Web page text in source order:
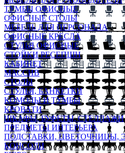
ТУМБЫ ОФИСНЫЕ
ОФИСНЫЕ СТОЛЫ
МЕБЕЛЬ ДЛЯ ПЕРСОНАЛА
ОФИСНЫЕ КРЕСЛА
СТУЛЬЯ ОФИСНЫЕ
СТОЙКИ РЕСЕПШН
КАБИНЕТ
МАССИВ
СТОЛЫ
СТУЛЬЯ, БАНКЕТКИ
КОМОДЫ И ТУМБЫ
КРОВАТИ
ШКАФЫ, БУФЕТЫ, СТЕЛЛАЖИ
ПРЕДМЕТЫ ИНТЕРЬЕРА
ПОДСТАВКИ, ЦВЕТОЧНИЦЫ,
КОНСОЛИ